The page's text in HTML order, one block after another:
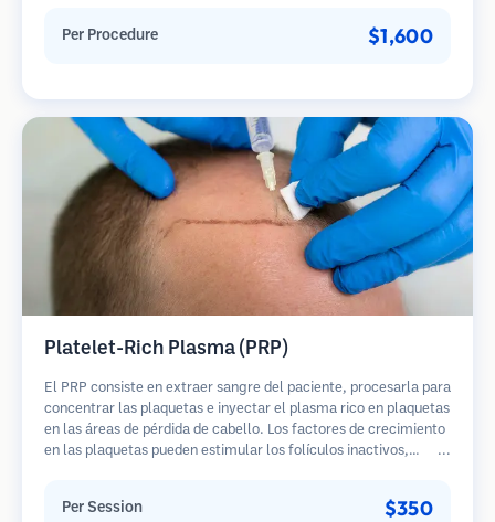
Per Procedure $1,600
Platelet-Rich Plasma (PRP)
El PRP consiste en extraer sangre del paciente, procesarla para
concentrar las plaquetas e inyectar el plasma rico en plaquetas
en las áreas de pérdida de cabello. Los factores de crecimiento
en las plaquetas pueden estimular los folículos inactivos,
sesiones.
Per Session $350